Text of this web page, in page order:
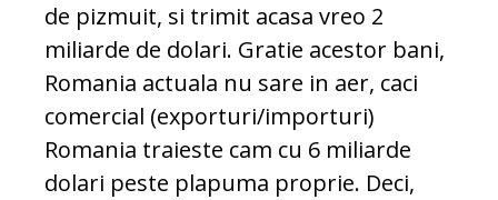
de pizmuit, si trimit acasa vreo 2
miliarde de dolari. Gratie acestor bani,
Romania actuala nu sare in aer, caci
comercial (exporturi/importuri)
Romania traieste cam cu 6 miliarde
dolari peste plapuma proprie. Deci,